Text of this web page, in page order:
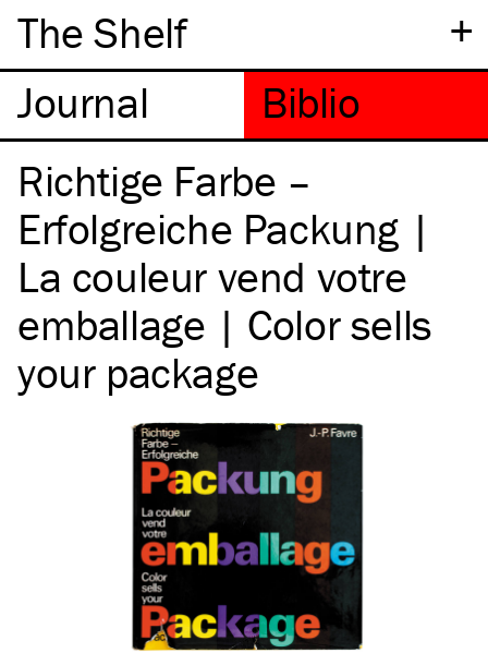
+
The Shelf
Richtige Farbe –
Erfolgreiche Packung |
La couleur vend votre
emballage | Color sells
your package